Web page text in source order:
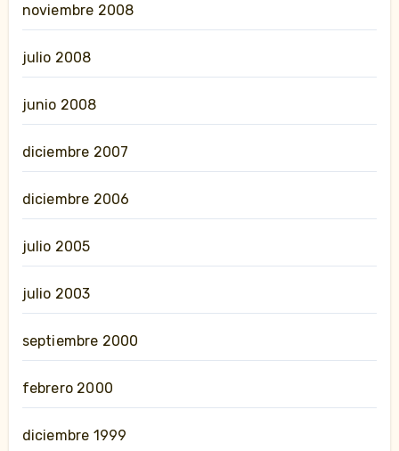
noviembre 2008
julio 2008
junio 2008
diciembre 2007
diciembre 2006
julio 2005
julio 2003
septiembre 2000
febrero 2000
diciembre 1999